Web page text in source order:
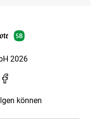
2026
können